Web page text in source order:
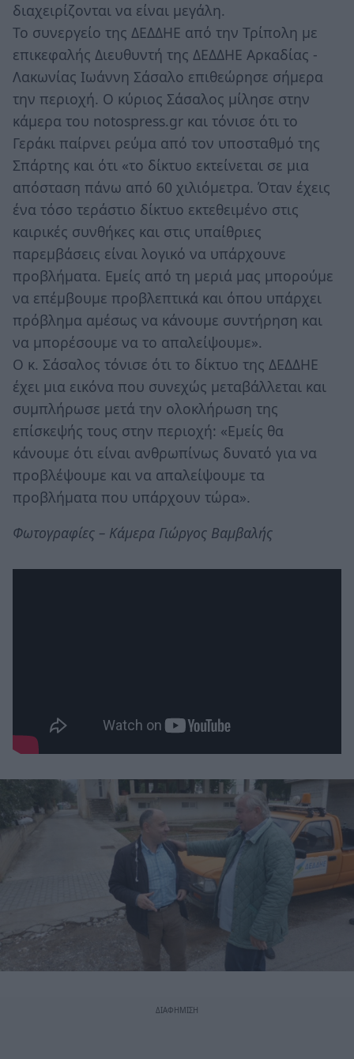
διαχειρίζονται να είναι μεγάλη.
Το συνεργείο της ΔΕΔΔΗΕ από την Τρίπολη με
επικεφαλής Διευθυντή της ΔΕΔΔΗΕ Αρκαδίας -
Λακωνίας Ιωάννη Σάσαλο επιθεώρησε σήμερα
την περιοχή. Ο κύριος Σάσαλος μίλησε στην
κάμερα του notospress.gr και τόνισε ότι το
Γεράκι παίρνει ρεύμα από τον υποσταθμό της
Σπάρτης και ότι «το δίκτυο εκτείνεται σε μια
απόσταση πάνω από 60 χιλιόμετρα. Όταν έχεις
ένα τόσο τεράστιο δίκτυο εκτεθειμένο στις
καιρικές συνθήκες και στις υπαίθριες
παρεμβάσεις είναι λογικό να υπάρχουνε
προβλήματα. Εμείς από τη μεριά μας μπορούμε
να επέμβουμε προβλεπτικά και όπου υπάρχει
πρόβλημα αμέσως να κάνουμε συντήρηση και
να μπορέσουμε να το απαλείψουμε».
Ο κ. Σάσαλος τόνισε ότι το δίκτυο της ΔΕΔΔΗΕ
έχει μια εικόνα που συνεχώς μεταβάλλεται και
συμπλήρωσε μετά την ολοκλήρωση της
επίσκεψής τους στην περιοχή: «Εμείς θα
κάνουμε ότι είναι ανθρωπίνως δυνατό για να
προβλέψουμε και να απαλείψουμε τα
προβλήματα που υπάρχουν τώρα».
Φωτογραφίες – Κάμερα Γιώργος Βαμβαλής